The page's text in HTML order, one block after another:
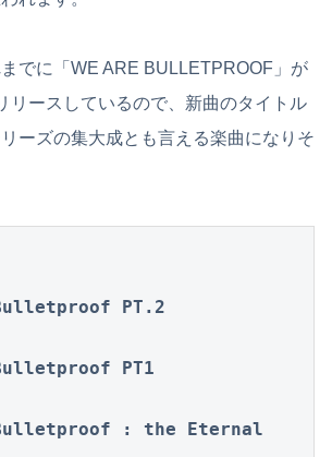
でに「WE ARE BULLETPROOF」が
リースしているので、新曲のタイトル
ーズの集大成とも言える楽曲になりそ
Bulletproof PT.2
PT1
Bulletproof : the Eternal